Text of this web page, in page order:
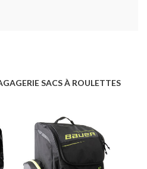
SACS À ROULETTES